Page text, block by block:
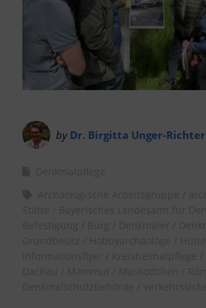
by Dr. Birgitta Unger-Richter